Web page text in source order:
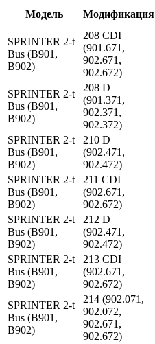
Модель
Модификация
SPRINTER 2-t
Bus (B901,
B902)
208 CDI
(901.671,
902.671,
902.672)
SPRINTER 2-t
Bus (B901,
B902)
208 D
(901.371,
902.371,
902.372)
SPRINTER 2-t
Bus (B901,
B902)
210 D
(902.471,
902.472)
SPRINTER 2-t
Bus (B901,
B902)
211 CDI
(902.671,
902.672)
SPRINTER 2-t
Bus (B901,
B902)
212 D
(902.471,
902.472)
SPRINTER 2-t
Bus (B901,
B902)
213 CDI
(902.671,
902.672)
SPRINTER 2-t
Bus (B901,
B902)
214 (902.071,
902.072,
902.671,
902.672)